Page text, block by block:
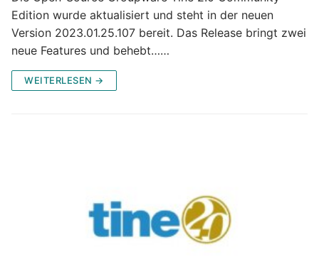
Edition wurde aktualisiert und steht in der neuen
Version 2023.01.25.107 bereit. Das Release bringt zwei
neue Features und behebt……
WEITERLESEN →